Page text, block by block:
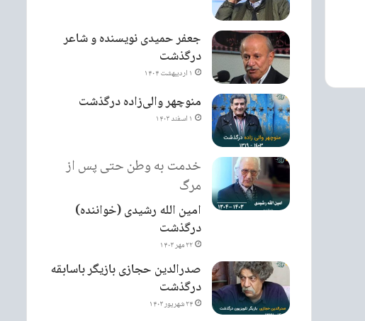
جعفر حمیدی نویسنده و شاعر
درگذشت
۱ اردیبهشت ۱۴۰۴
منوچهر والی‌زاده درگذشت
۱ اسفند ۱۴۰۳
خدمت به وطن حتی پس از
مرگ
امین الله رشیدی (خواننده)
درگذشت
۲۲ مهر ۱۴۰۳
صدرالدین حجازی بازیگر باسابقه
درگذشت
۲۴ شهریور ۱۴۰۳